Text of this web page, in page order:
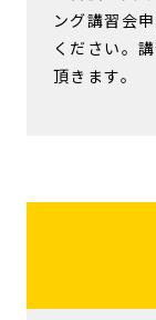
ング講習会
ください。
頂きます。